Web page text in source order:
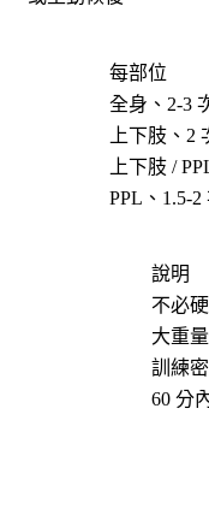
每部位
全身、2-3
上下肢、2
上下肢 /
PPL、1.5-2
說明
不必
大重
訓練
60 分